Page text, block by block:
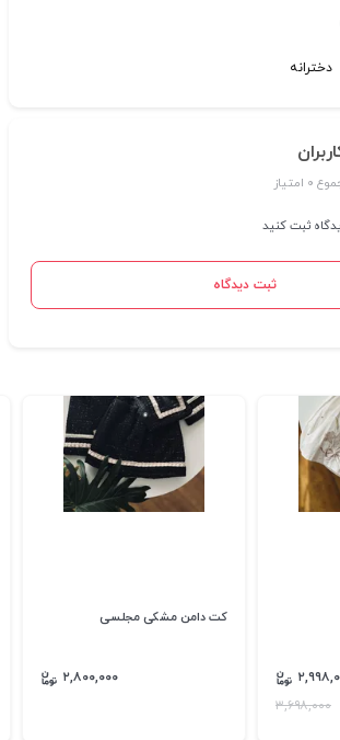
دخترانه
امتیاز
ثبت کنید
ثبت دیدگاه
۳,۶۹۸,۰۰۰
کت دامن مشکی مجلسی
۲,۸۰۰,۰۰۰